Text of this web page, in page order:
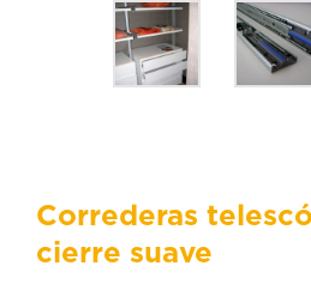
Correderas
cierre suave